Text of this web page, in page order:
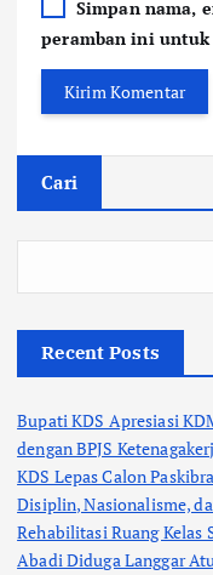
Simpan nama,
peramban ini
Cari
Recent Posts
Bupati KDS Apresiasi
dengan BPJS
KDS Lepas Calon
Disiplin, Nasionalisme,
Rehabilitasi Ruang Kelas
Abadi Diduga Langgar